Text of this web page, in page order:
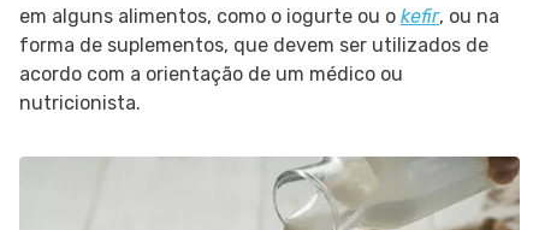
em alguns alimentos, como o iogurte ou o kefir, ou na
forma de suplementos, que devem ser utilizados de
acordo com a orientação de um médico ou
nutricionista.